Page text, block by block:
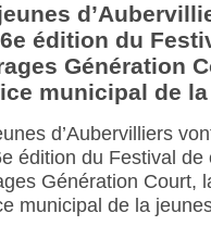
édition du
Génération
municipal de
d’Aubervilliers
édition du Festival de
Génération Court,
municipal de la